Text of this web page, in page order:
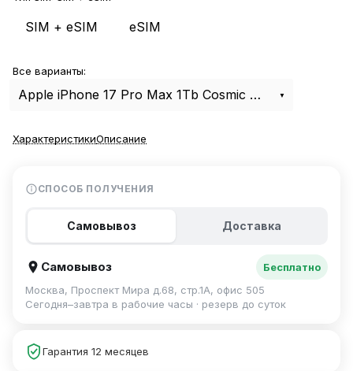
SIM + eSIM eSIM
Все варианты:
Apple iPhone 17 Pro Max 1Tb Cosmic Orange SIM+eSIM
ХарактеристикиОписание
СПОСОБ ПОЛУЧЕНИЯ
Самовывоз Доставка
Самовывоз
Бесплатно
Москва, Проспект Мира д.68, стр.1А, офис 505
Сегодня–завтра в рабочие часы · резерв до суток
Гарантия 12 месяцев